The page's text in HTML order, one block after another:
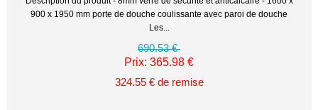
900 x 1950 mm porte de douche coulissante avec paroi de douche
Les...
690.53 €
Prix: 365.98 €
324.55 € de remise